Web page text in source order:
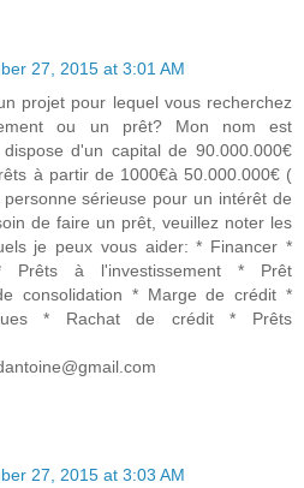
27, 2015 at 3:01 AM
projet pour lequel vous recherchez
ou un prêt? Mon nom est
dispose d'un capital de 90.000.000€
à partir de 1000€à 50.000.000€ (
sérieuse pour un intérêt de
de faire un prêt, veuillez noter les
je peux vous aider: * Financer *
Prêts à l'investissement * Prêt
consolidation * Marge de crédit *
* Rachat de crédit * Prêts
27, 2015 at 3:03 AM